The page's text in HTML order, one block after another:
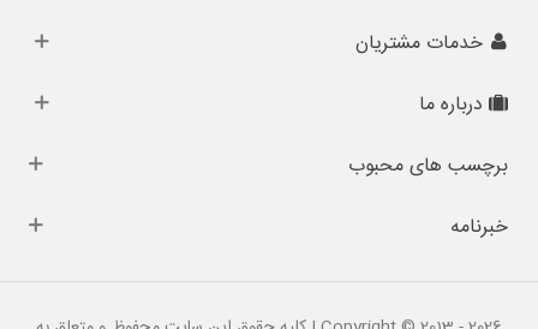
خدمات مشتریان
درباره ما
برچسب های محبوب
خبرنامه